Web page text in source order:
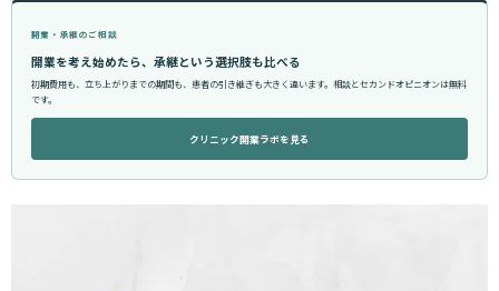
開業・承継のご相談
開業を考え始めたら、承継という選択肢も比べる
初期費用も、立ち上がりまでの期間も、患者の引き継ぎも大きく違います。相談とセカンドオピニオンは無料
です。
クリニック開業ラボを見る